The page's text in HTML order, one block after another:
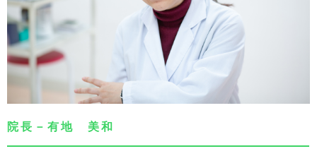
院長－有地 美和